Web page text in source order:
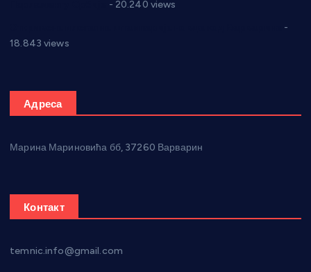
- 20.240 views
-
18.843 views
Адреса
Марина Мариновића бб, 37260 Варварин
Контакт
temnic.info@gmail.com